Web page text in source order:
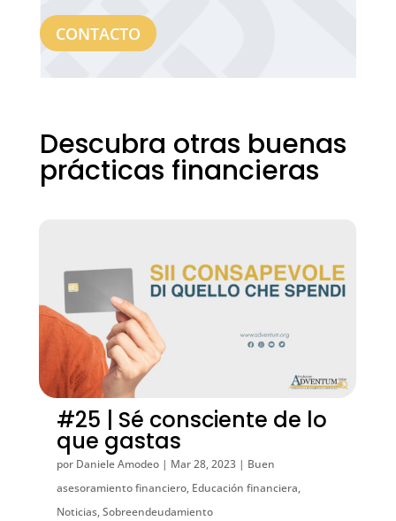
CONTACTO
Descubra otras buenas
prácticas financieras
#25 | Sé consciente de lo
que gastas
por Daniele Amodeo| Mar 28, 2023| Buen
asesoramiento financiero, Educación financiera,
Noticias,Sobreendeudamiento